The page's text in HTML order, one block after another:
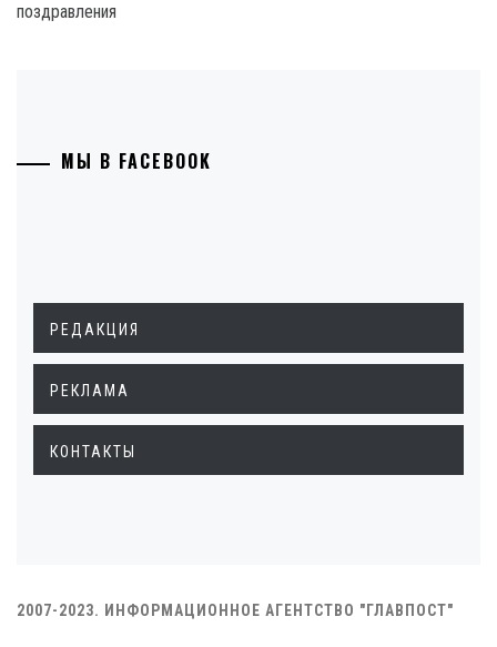
поздравления
МЫ В FACEBOOK
РЕДАКЦИЯ
РЕКЛАМА
КОНТАКТЫ
2007-2023. ИНФОРМАЦИОННОЕ АГЕНТСТВО "ГЛАВПОСТ"